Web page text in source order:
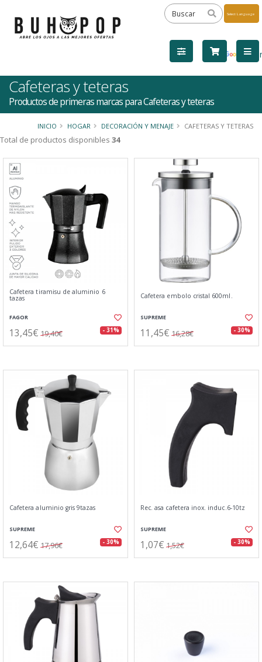
by
Cafeteras y teteras
Productos de primeras marcas para Cafeteras y teteras
INICIO HOGAR DECORACIÓN Y MENAJE CAFETERAS Y TETERAS
Total de productos disponibles 34
Cafetera tiramisu de aluminio 6
tazas
FAGOR
13,45€ 19,40€ - 31%
Cafetera embolo cristal 600ml.
SUPREME
11,45€ 16,28€ - 30%
Cafetera aluminio gris 9tazas
SUPREME
12,64€ 17,96€ - 30%
Rec. asa cafetera inox. induc.6-10tz
SUPREME
1,07€ 1,52€ - 30%